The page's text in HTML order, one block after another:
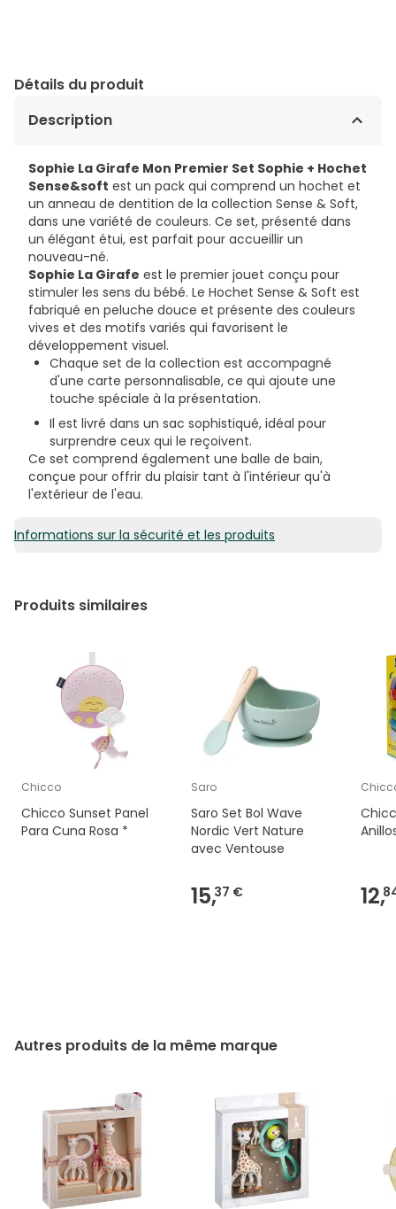
Détails du produit
Description
Sophie La Girafe Mon Premier Set Sophie + Hochet
Sense&soft est un pack qui comprend un hochet et
un anneau de dentition de la collection Sense & Soft,
dans une variété de couleurs. Ce set, présenté dans
un élégant étui, est parfait pour accueillir un
nouveau-né.
Sophie La Girafe est le premier jouet conçu pour
stimuler les sens du bébé. Le Hochet Sense & Soft est
fabriqué en peluche douce et présente des couleurs
vives et des motifs variés qui favorisent le
développement visuel.
Chaque set de la collection est accompagné
d'une carte personnalisable, ce qui ajoute une
touche spéciale à la présentation.
Il est livré dans un sac sophistiqué, idéal pour
surprendre ceux qui le reçoivent.
Ce set comprend également une balle de bain,
conçue pour offrir du plaisir tant à l'intérieur qu'à
l'extérieur de l'eau.
Informations sur la sécurité et les produits
Produits similaires
Chicco
Chicco Sunset Panel
Para Cuna Rosa *
Saro
Saro Set Bol Wave
Nordic Vert Nature
avec Ventouse
15,37 € 12,
Autres produits de la même marque